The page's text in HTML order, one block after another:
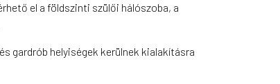
el a földszinti szülői hálószoba, a
gardrób helyiségek kerülnek kialakításra